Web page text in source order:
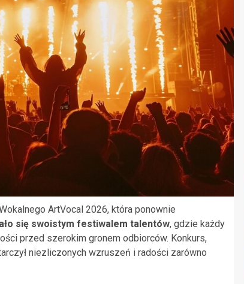
ArtVocal 2026, która ponownie
się swoistym festiwalem talentów, gdzie każdy
przed szerokim gronem odbiorców. Konkurs,
niezliczonych wzruszeń i radości zarówno